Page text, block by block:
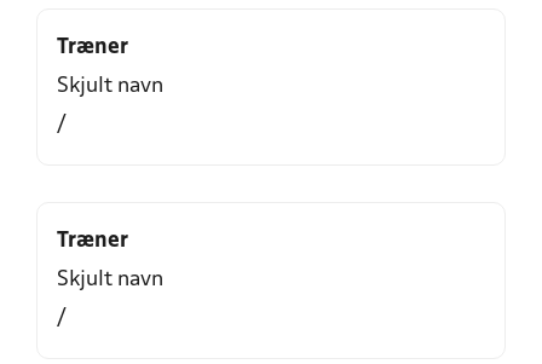
Træner
Skjult navn
/
Træner
Skjult navn
/